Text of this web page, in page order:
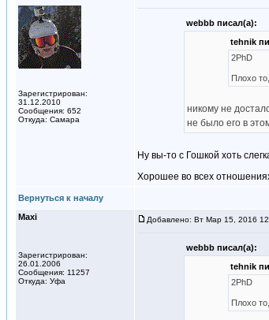
Зарегистрирован:
31.12.2010
Сообщения: 652
Откуда: Самара
webbb писал(а):
tehnik
2PhD
Плохо
никому не
не было его в
Ну вы-то с Гошкой хоть
Хорошее во всех
Вернуться к началу
Maxi
Зарегистрирован:
26.01.2006
Сообщения: 11257
Откуда: Уфа
Добавлено: Вт Мар 15, 2016
webbb писал(а):
tehnik
2PhD
Плохо